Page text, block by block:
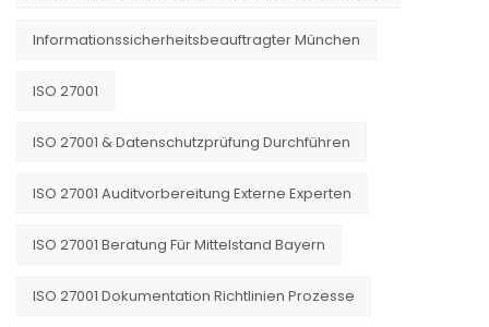
Informationssicherheitsbeauftragter München
ISO 27001
ISO 27001 & Datenschutzprüfung Durchführen
ISO 27001 Auditvorbereitung Externe Experten
ISO 27001 Beratung Für Mittelstand Bayern
ISO 27001 Dokumentation Richtlinien Prozesse